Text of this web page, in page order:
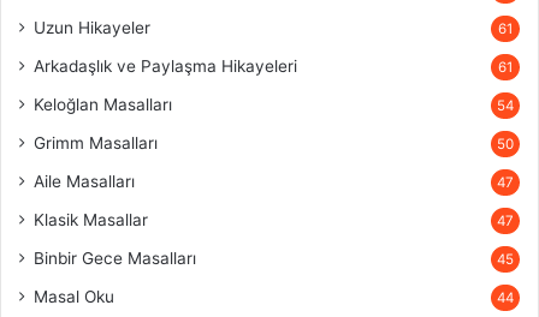
Uzun Hikayeler 61
Arkadaşlık ve Paylaşma Hikayeleri 61
Keloğlan Masalları 54
Grimm Masalları 50
Aile Masalları 47
Klasik Masallar 47
Binbir Gece Masalları 45
Masal Oku 44